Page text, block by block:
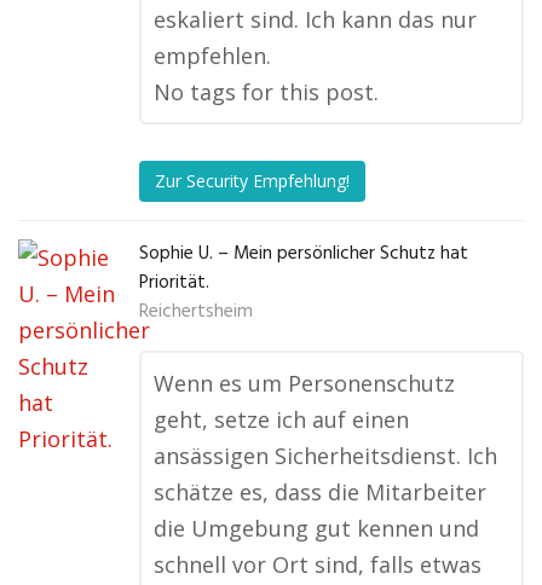
eskaliert sind. Ich kann das nur
empfehlen.
No tags for this post.
Zur Security Empfehlung!
Sophie U. – Mein persönlicher Schutz hat
Priorität.
Reichertsheim
Wenn es um Personenschutz
geht, setze ich auf einen
ansässigen Sicherheitsdienst. Ich
schätze es, dass die Mitarbeiter
die Umgebung gut kennen und
schnell vor Ort sind, falls etwas